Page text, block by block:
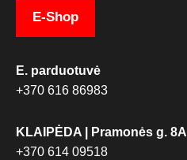
E-Shop
E. parduotuvė
+370 616 86983
KLAIPĖDA | Pramonės g. 8A
+370 614 09518